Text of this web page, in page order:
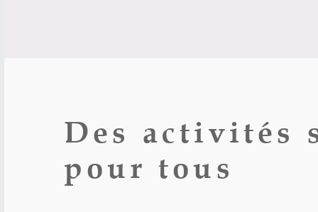
Des activités
pour tous